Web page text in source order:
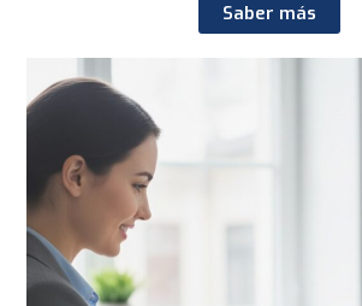
Saber más